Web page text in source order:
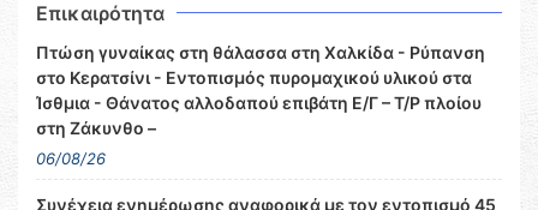
Επικαιρότητα
Πτώση γυναίκας στη θάλασσα στη Χαλκίδα - Ρύπανση
στο Κερατσίνι - Εντοπισμός πυρομαχικού υλικού στα
Ίσθμια - Θάνατος αλλοδαπού επιβάτη Ε/Γ – Τ/Ρ πλοίου
στη Ζάκυνθο –
06/08/26
Συνέχεια ενημέρωσης αναφορικά με τον εντοπισμό 45